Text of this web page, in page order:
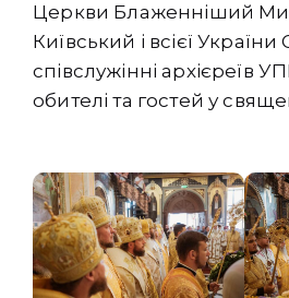
Церкви Блаженніший
Київський і всієї
співслужінні архієреїв
обителі та гостей у